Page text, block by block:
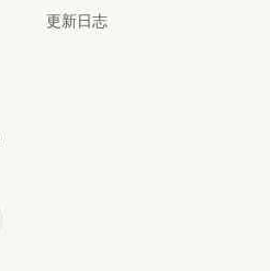
更新日志